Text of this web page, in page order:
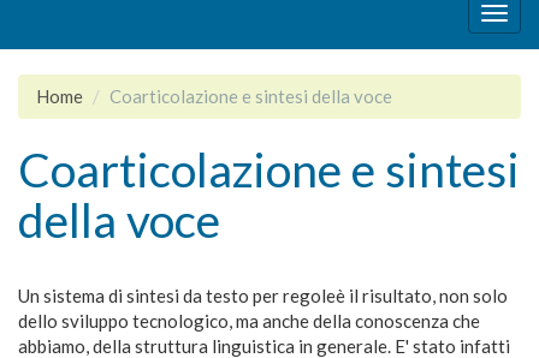
Home Coarticolazione e sintesi della voce
Coarticolazione e sintesi
della voce
Un sistema di sintesi da testo per regoleè il risultato, non solo
dello sviluppo tecnologico, ma anche della conoscenza che
abbiamo, della struttura linguistica in generale. E' stato infatti